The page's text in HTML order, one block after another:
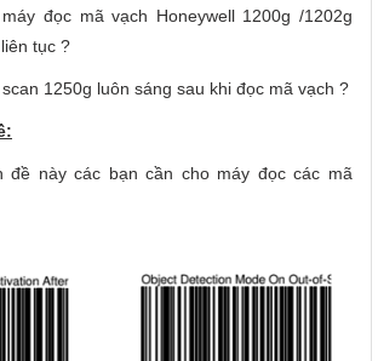
đọc mã vạch Honeywell 1200g /1202g
tục ?
1250g luôn sáng sau khi đọc mã vạch ?
đề này các bạn cần cho máy đọc các mã